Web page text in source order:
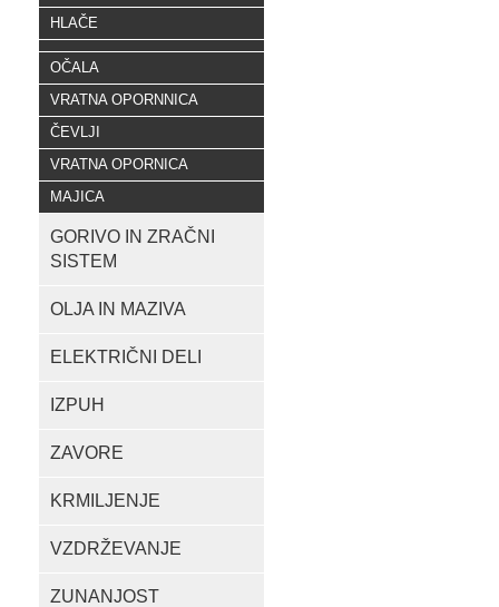
HLAČE
OČALA
VRATNA OPORNNICA
ČEVLJI
VRATNA OPORNICA
MAJICA
GORIVO IN ZRAČNI
SISTEM
OLJA IN MAZIVA
ELEKTRIČNI DELI
IZPUH
ZAVORE
KRMILJENJE
VZDRŽEVANJE
ZUNANJOST